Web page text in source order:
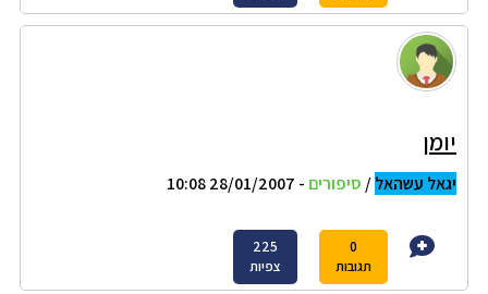
יומן
יגאל עשהאל/ סיפורים - 28/01/2007 10:08
0
תגובות
225
צפיות